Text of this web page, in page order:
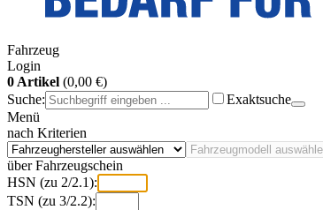
Fahrzeug
Login
0 Artikel (0,00 €)
Suche:
Exaktsuche
Menü
nach Kriterien
über Fahrzeugschein
HSN (zu 2/2.1):
TSN (zu 3/2.2):